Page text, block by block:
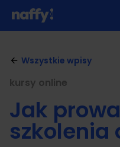
Wszystkie wpisy
kursy online
Jak
szkolenia